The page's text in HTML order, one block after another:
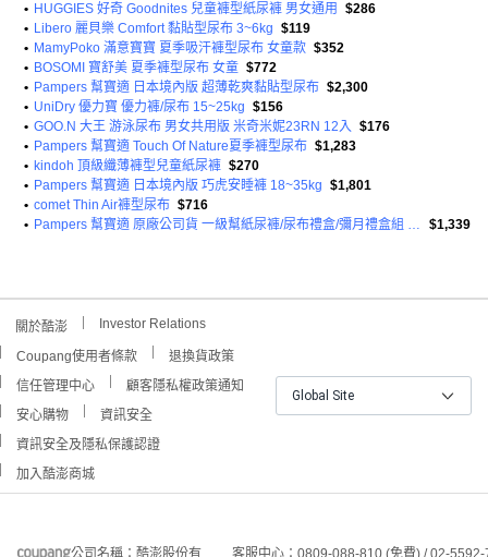
• HUGGIES 好奇 Goodnites 兒童褲型紙尿褲 男女通用
$286
• Libero 麗貝樂 Comfort 黏貼型尿布 3~6kg $119
• MamyPoko 滿意寶寶 夏季吸汗褲型尿布 女童款 $352
• BOSOMI 寶舒美 夏季褲型尿布 女童 $772
• Pampers 幫寶適 日本境內版 超薄乾爽黏貼型尿布 $2,300
• UniDry 優力寶 優力褲/尿布 15~25kg $156
• GOO.N 大王 游泳尿布 男女共用版 米奇米妮23RN 12入 $176
• Pampers 幫寶適 Touch Of Nature夏季褲型尿布 $1,283
• kindoh 頂級纖薄褲型兒童紙尿褲 $270
• Pampers 幫寶適 日本境內版 巧虎安睡褲 18~35kg $1,801
• comet Thin Air褲型尿布 $716
•
Pampers 幫寶適 原廠公司貨 一級幫紙尿褲/尿布禮盒/彌月禮盒組 黏貼型尿布 S(4~8kg) + M(6~11kg) $1,339
關於酷澎 Investor Relations
Coupang使用者條款
退換貨政策
信任管理中心
顧客隱私權政策通知
安心購物
資訊安全
資訊安全及隱私保護認證
加入酷澎商城
Global Site
公司名稱：酷澎股份有 客服中心：0809-088-810 (免費) / 02-